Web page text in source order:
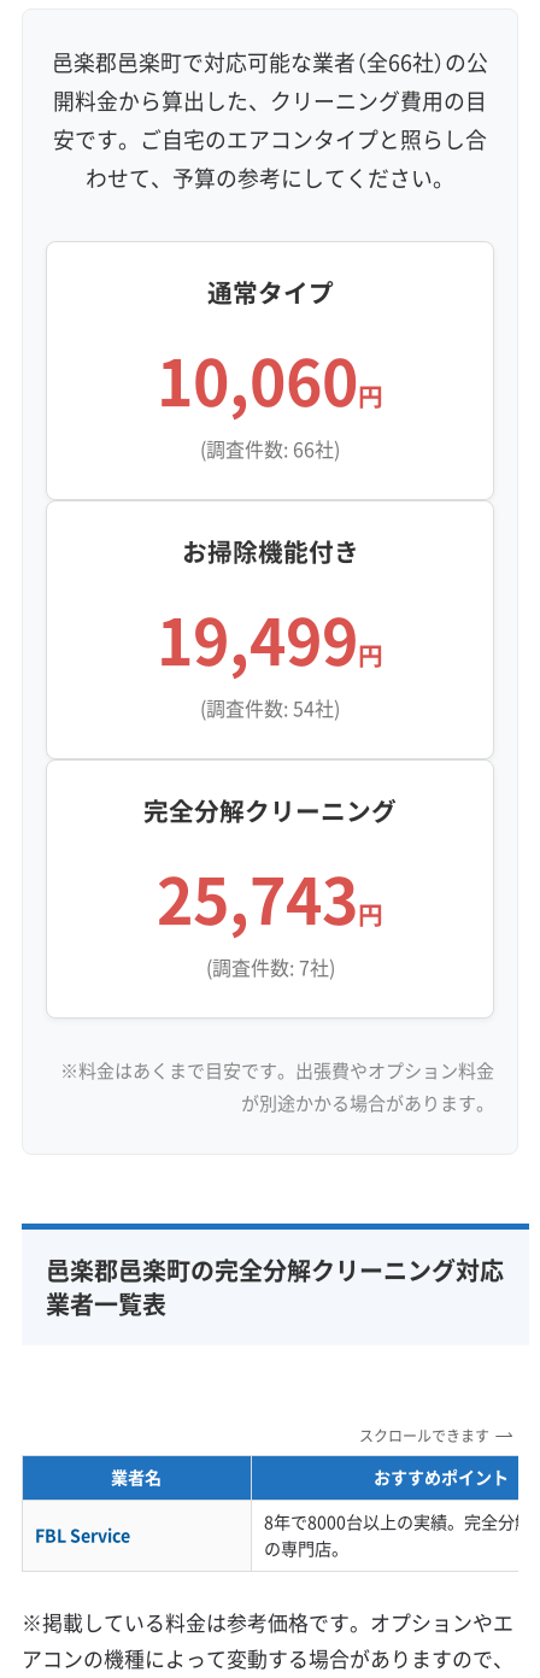
邑楽郡邑楽町で対応可能な業者（全66社）の公
開料金から算出した、クリーニング費用の目
安です。ご自宅のエアコンタイプと照らし合
わせて、予算の参考にしてください。
通常タイプ
10,060円
(調査件数: 66社)
お掃除機能付き
19,499円
(調査件数: 54社)
完全分解クリーニング
25,743円
(調査件数: 7社)
※料金はあくまで目安です。出張費やオプション料金
が別途かかる場合があります。
邑楽郡邑楽町の完全分解クリーニング対応
業者一覧表
スクロールできます
業者名 おすすめポイント
FBL Service
8年で8000台以上の実績。完全分解
の専門店。
※掲載している料金は参考価格です。オプションやエ
アコンの機種によって変動する場合がありますので、